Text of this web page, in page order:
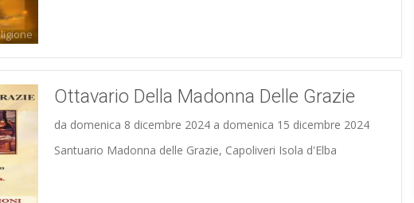
Ottavario Della Madonna Delle Grazie
da domenica 8 dicembre 2024 a domenica 15 dicembre 2024
Santuario Madonna delle Grazie, Capoliveri Isola d'Elba